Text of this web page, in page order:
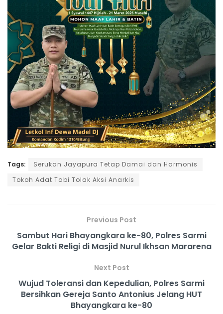
Tags:
Serukan Jayapura Tetap Damai dan Harmonis
Tokoh Adat Tabi Tolak Aksi Anarkis
Previous Post
Sambut Hari Bhayangkara ke-80, Polres Sarmi
Gelar Bakti Religi di Masjid Nurul Ikhsan Mararena
Next Post
Wujud Toleransi dan Kepedulian, Polres Sarmi
Bersihkan Gereja Santo Antonius Jelang HUT
Bhayangkara ke-80